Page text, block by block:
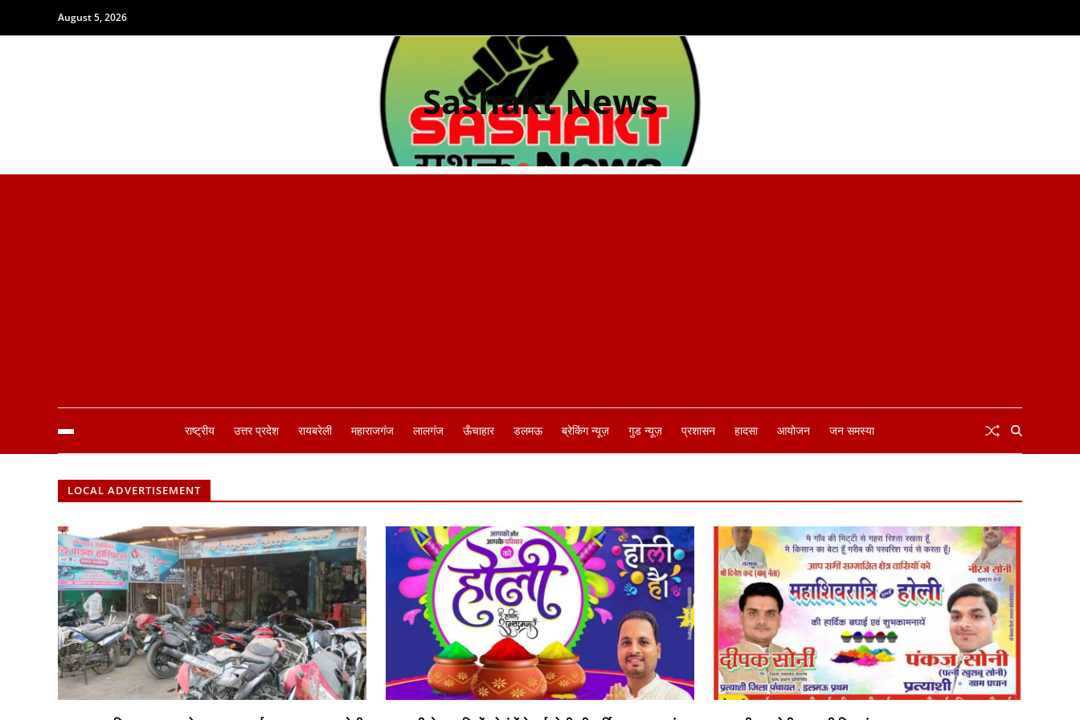
August 5, 2026
Sashakt News
राष्ट्रीय उत्तर प्रदेश रायबरेली महाराजगंज लालगंज ऊँचाहार डलमऊ ब्रेकिंग न्यूज़ गुड न्यूज़ प्रशासन हादसा आयोजन जन समस्या
LOCAL ADVERTISEMENT